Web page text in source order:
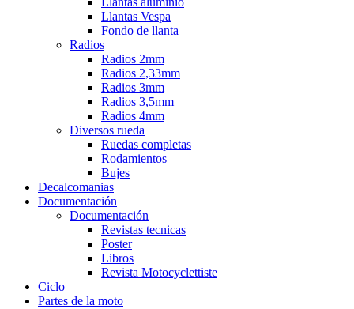
Llantas Vespa
Fondo de llanta
Radios
Radios 2mm
Radios 2,33mm
Radios 3mm
Radios 3,5mm
Radios 4mm
Diversos rueda
Ruedas completas
Rodamientos
Bujes
Decalcomanias
Documentación
Documentación
Revistas tecnicas
Poster
Libros
Revista Motocyclettiste
Ciclo
Partes de la moto